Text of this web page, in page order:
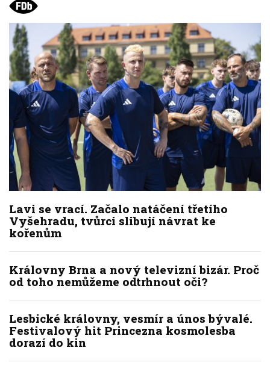
Lavi se vrací. Začalo natáčení třetího
Vyšehradu, tvůrci slibují návrat ke
kořenům
Královny Brna a nový televizní bizár. Proč
od toho nemůžeme odtrhnout oči?
Lesbické královny, vesmír a únos bývalé.
Festivalový hit Princezna kosmolesba
dorazí do kin